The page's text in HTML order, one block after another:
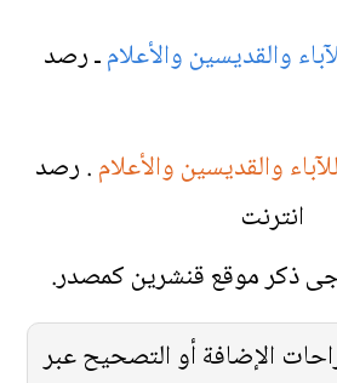
والقديسين والأعلامـ رصد
والقديسين والأعلام. رصد
انترنت
ذكر موقع قنشرين كمصدر.
الإضافة أو التصحيح عبر